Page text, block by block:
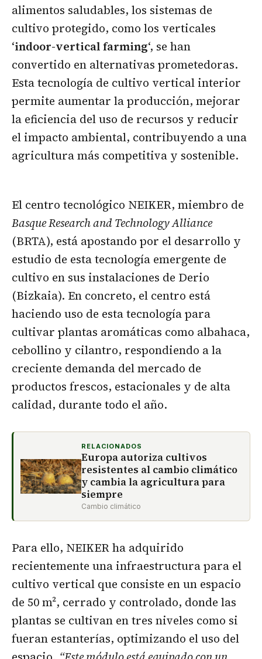
alimentos saludables, los sistemas de
cultivo protegido, como los verticales
‘indoor-vertical farming‘, se han
convertido en alternativas prometedoras.
Esta tecnología de cultivo vertical interior
permite aumentar la producción, mejorar
la eficiencia del uso de recursos y reducir
el impacto ambiental, contribuyendo a una
agricultura más competitiva y sostenible.
El centro tecnológico NEIKER, miembro de
Basque Research and Technology Alliance
(BRTA), está apostando por el desarrollo y
estudio de esta tecnología emergente de
cultivo en sus instalaciones de Derio
(Bizkaia). En concreto, el centro está
haciendo uso de esta tecnología para
cultivar plantas aromáticas como albahaca,
cebollino y cilantro, respondiendo a la
creciente demanda del mercado de
productos frescos, estacionales y de alta
calidad, durante todo el año.
RELACIONADOS
Europa autoriza cultivos
resistentes al cambio climático
y cambia la agricultura para
siempre
Cambio climático
Para ello, NEIKER ha adquirido
recientemente una infraestructura para el
cultivo vertical que consiste en un espacio
de 50 m², cerrado y controlado, donde las
plantas se cultivan en tres niveles como si
fueran estanterías, optimizando el uso del